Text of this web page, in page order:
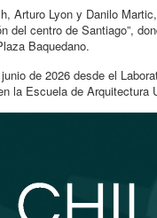
Arturo Lyon y Danilo
centro de Santiago”,
Baquedano.
de 2026 desde el
la Escuela de Arquitectura